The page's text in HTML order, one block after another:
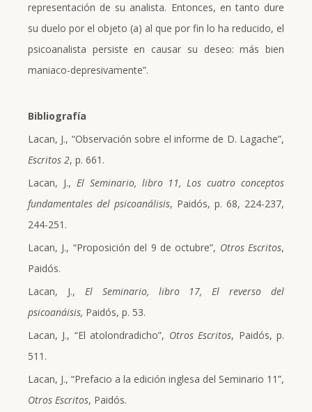
representación de su analista. Entonces, en tanto dure
su duelo por el objeto (a) al que por fin lo ha reducido, el
psicoanalista persiste en causar su deseo: más bien
maniaco-depresivamente”.
Bibliografía
Lacan, J., “Observación sobre el informe de D. Lagache”,
Escritos 2, p. 661.
Lacan, J., El Seminario, libro 11, Los cuatro conceptos
fundamentales del psicoanálisis, Paidós, p. 68, 224-237,
244-251.
Lacan, J., “Proposición del 9 de octubre”, Otros Escritos,
Paidós.
Lacan, J., El Seminario, libro 17,
El reverso del
psicoanáisis, Paidós, p. 53.
Lacan, J., “El atolondradicho”, Otros Escritos, Paidós, p.
511.
Lacan, J., “Prefacio a la edición inglesa del Seminario 11”,
Otros Escritos, Paidós.